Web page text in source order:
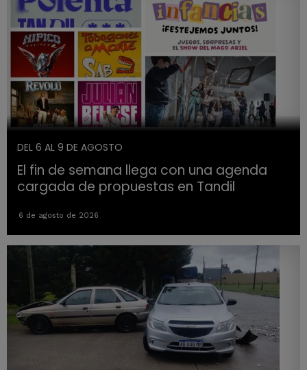
DEL 6 AL 9 DE AGOSTO
El fin de semana llega con una agenda
cargada de propuestas en Tandil
6 de agosto de 2026